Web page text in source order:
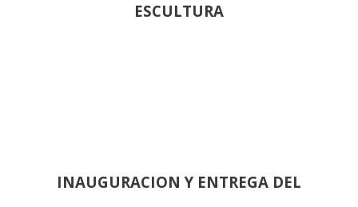
ESCULTURA
INAUGURACION Y ENTREGA DEL